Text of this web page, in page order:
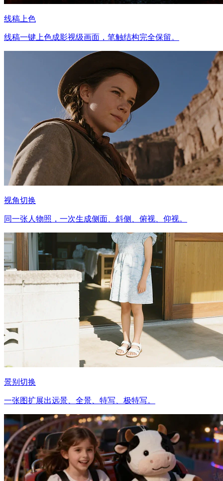
线稿上色
线稿一键上色成影视级画面，笔触结构完全保留。
视角切换
同一张人物照，一次生成侧面、斜侧、俯视、仰视。
景别切换
一张图扩展出远景、全景、特写、极特写。